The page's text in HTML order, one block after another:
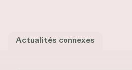
Actualités connexes